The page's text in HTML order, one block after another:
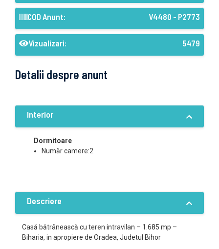
COD Anunt: V4480 - P2773
Vizualizari: 5479
Detalii despre anunt
Interior
Dormitoare
Număr camere:2
Descriere
Casă bătrânească cu teren intravilan – 1.685 mp –
Biharia, in apropiere de Oradea, Judetul Bihor